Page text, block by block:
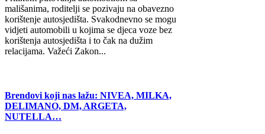
mališanima, roditelji se pozivaju na obavezno
korištenje autosjedišta. Svakodnevno se mogu
vidjeti automobili u kojima se djeca voze bez
korištenja autosjedišta i to čak na dužim
relacijama. Važeći Zakon...
Brendovi koji nas lažu: NIVEA, MILKA,
DELIMANO, DM, ARGETA,
NUTELLA…